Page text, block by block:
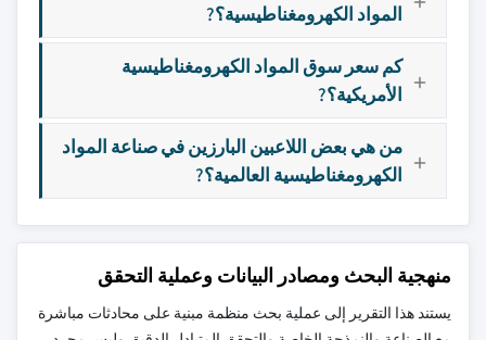
المواد الكهرومغناطيسية؟?
كم سعر سوق المواد الكهرومغناطيسية
الأمريكية؟?
من هي بعض اللاعبين البارزين في صناعة المواد
الكهرومغناطيسية العالمية؟?
منهجية البحث ومصادر البيانات وعملية التحقق
يستند هذا التقرير إلى عملية بحث منظمة مبنية على محادثات مباشرة